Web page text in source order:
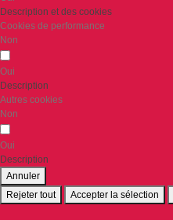
Description et des cookies
Cookies de performance
Non
Oui
Description
Autres cookies
Non
Oui
Description
Annuler
Rejeter tout
Accepter la sélection